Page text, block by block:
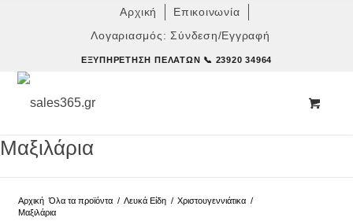
Αρχική
Επικοινωνία
Λογαριασμός: Σύνδεση/Εγγραφή
ΕΞΥΠΗΡΈΤΗΣΗ ΠΕΛΑΤΏΝ 📞 23920 34964
Μαξιλάρια
Αρχική Όλα τα προϊόντα / Λευκά Είδη / Χριστουγεννιάτικα /
Μαξιλάρια